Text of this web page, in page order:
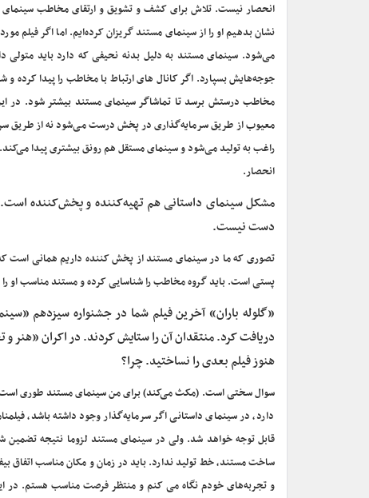
انحصار نیست. تلاش برای کشف و تشویق و ارتقای مخاطب سینمای
نشان بدهیم او را از سینمای مستند گریزان کرده‌ایم. اما اگر فیلم
می‌شود. سینمای مستند به دلیل بدنه نحیفی که دارد باید متولی
جوجه‌هایش بسپارد. اگر کانال های ارتباط با مخاطب را پیدا
مخاطب درستش برسد تا تماشاگر سینمای مستند بیشتر شود. در
معیوب از طریق سرمایه‌گذاری در پخش درست می‌شود نه از طریق
راغب به تولید می‌شود و سینمای مستقل هم رونق بیشتری پیدا
انحصار.
مشکل سینمای داستانی هم تهیه‌کننده و پخش‌کننده
دست نیست.
تصوری که ما در سینمای مستند از پخش کننده داریم همانی
پستی است. باید گروه مخاطب را شناسایی کرده و مستند مناسب او
«گلوله باران» آخرین فیلم شما در جشنواره سیزدهم
دریافت کرد. منتقدان آن را ستایش کردند. در اکران «هنر
هنوز فیلم بعدی را نساختید. چرا؟
سوال سختی است. (مکث می‌کند) برای من سینمای مستند طوری است
دارد، در سینمای داستانی اگر سرمایه‌گذار وجود داشته باشد،
قابل توجه خواهد شد. ولی در سینمای مستند لزوما نتیجه
ساخت مستند، خط تولید ندارد. باید در زمان و مکان مناسب اتفاق
و تجربه‌های خودم نگاه می کنم و منتظر فرصت مناسب هستم. در